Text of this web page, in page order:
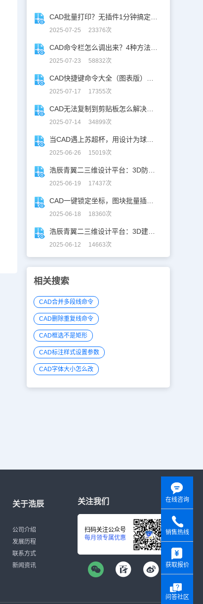
2025-07-25 23376次
2025-07-23 58832次
2025-07-17 17355次
2025-07-14 34899次
2025-06-26 15019次
2025-06-19 17437次
2025-06-18 18360次
2025-06-12 14663次
相关搜索
CAD合并多段线命令
CAD删除重复线命令
CAD框选不是矩形
CAD标注样式设置参数
CAD字体大小怎么改
关于浩辰
公司介绍
发展历程
联系方式
新闻资讯
关注我们
扫码关注公众号
每月领专属优惠
在线咨询
销售热线
获取报价
问答社区